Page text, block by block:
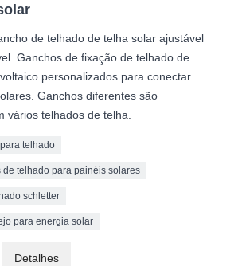
de telhado de telha solar ajustável
Ganchos de fixação de telhado de
personalizados para conectar
Ganchos diferentes são
vários telhados de telha.
telhado
de telhado para painéis solares
schletter
para energia solar
Detalhes